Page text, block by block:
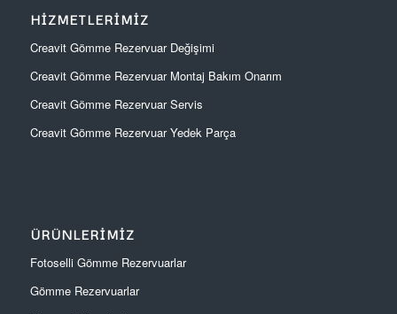
HIZMETLERIMIZ
Creavit Gömme Rezervuar Değişimi
Creavit Gömme Rezervuar Montaj Bakım Onarım
Creavit Gömme Rezervuar Servis
Creavit Gömme Rezervuar Yedek Parça
ÜRÜNLERIMIZ
Fotoselli Gömme Rezervuarlar
Gömme Rezervuarlar